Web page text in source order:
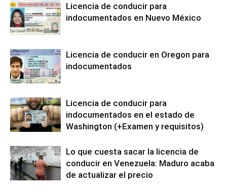
Licencia de conducir para
indocumentados en Nuevo México
Licencia de conducir en Oregon para
indocumentados
Licencia de conducir para
indocumentados en el estado de
Washington (+Examen y requisitos)
Lo que cuesta sacar la licencia de
conducir en Venezuela: Maduro acaba
de actualizar el precio